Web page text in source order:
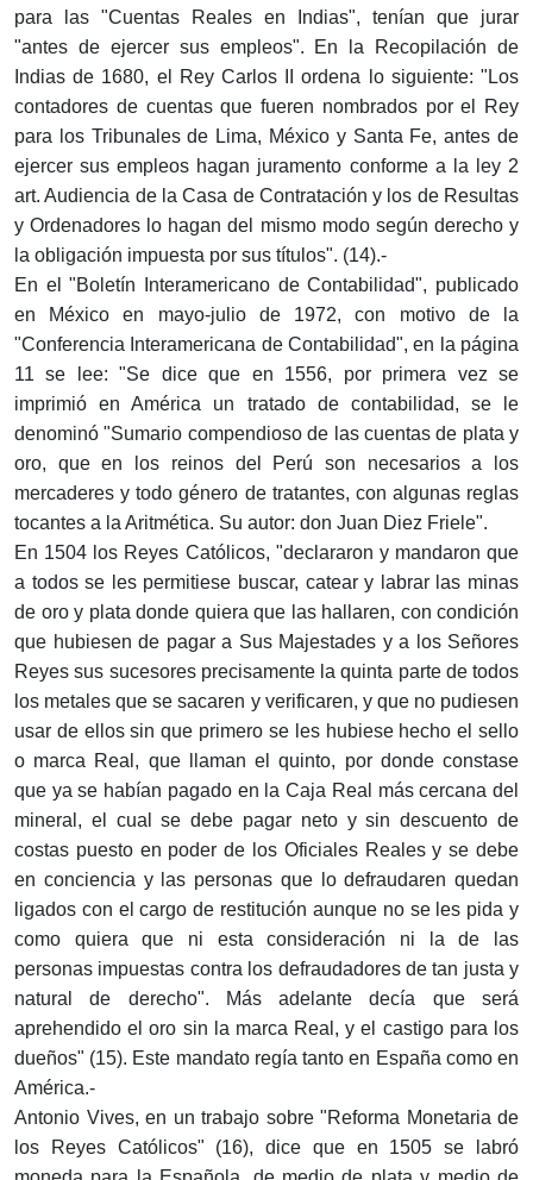
para las "Cuentas Reales en Indias", tenían que jurar
"antes de ejercer sus empleos". En la Recopilación de
Indias de 1680, el Rey Carlos II ordena lo siguiente: "Los
contadores de cuentas que fueren nombrados por el Rey
para los Tribunales de Lima, México y Santa Fe, antes de
ejercer sus empleos hagan juramento conforme a la ley 2
art. Audiencia de la Casa de Contratación y los de Resultas
y Ordenadores lo hagan del mismo modo según derecho y
la obligación impuesta por sus títulos". (14).-
En el "Boletín Interamericano de Contabilidad", publicado
en México en mayo-julio de 1972, con motivo de la
"Conferencia Interamericana de Contabilidad", en la página
11 se lee: "Se dice que en 1556, por primera vez se
imprimió en América un tratado de contabilidad, se le
denominó "Sumario compendioso de las cuentas de plata y
oro, que en los reinos del Perú son necesarios a los
mercaderes y todo género de tratantes, con algunas reglas
tocantes a la Aritmética. Su autor: don Juan Diez Friele".
En 1504 los Reyes Católicos, "declararon y mandaron que
a todos se les permitiese buscar, catear y labrar las minas
de oro y plata donde quiera que las hallaren, con condición
que hubiesen de pagar a Sus Majestades y a los Señores
Reyes sus sucesores precisamente la quinta parte de todos
los metales que se sacaren y verificaren, y que no pudiesen
usar de ellos sin que primero se les hubiese hecho el sello
o marca Real, que llaman el quinto, por donde constase
que ya se habían pagado en la Caja Real más cercana del
mineral, el cual se debe pagar neto y sin descuento de
costas puesto en poder de los Oficiales Reales y se debe
en conciencia y las personas que lo defraudaren quedan
ligados con el cargo de restitución aunque no se les pida y
como quiera que ni esta consideración ni la de las
personas impuestas contra los defraudadores de tan justa y
natural de derecho". Más adelante decía que será
aprehendido el oro sin la marca Real, y el castigo para los
dueños" (15). Este mandato regía tanto en España como en
América.-
Antonio Vives, en un trabajo sobre "Reforma Monetaria de
los Reyes Católicos" (16), dice que en 1505 se labró